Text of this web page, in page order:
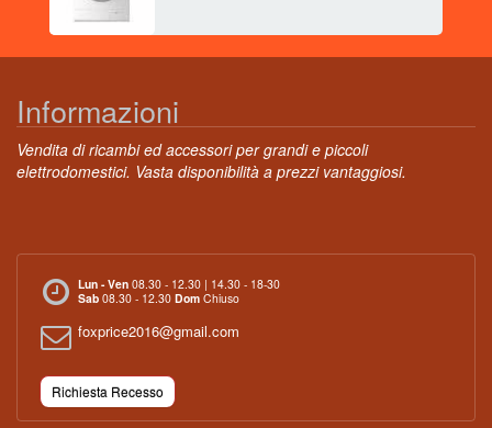
Informazioni
Vendita di ricambi ed accessori per grandi e piccoli
elettrodomestici. Vasta disponibilità a prezzi vantaggiosi.
Lun - Ven 08.30 - 12.30 | 14.30 - 18-30
Sab 08.30 - 12.30 Dom Chiuso
foxprice2016@gmail.com
Richiesta Recesso